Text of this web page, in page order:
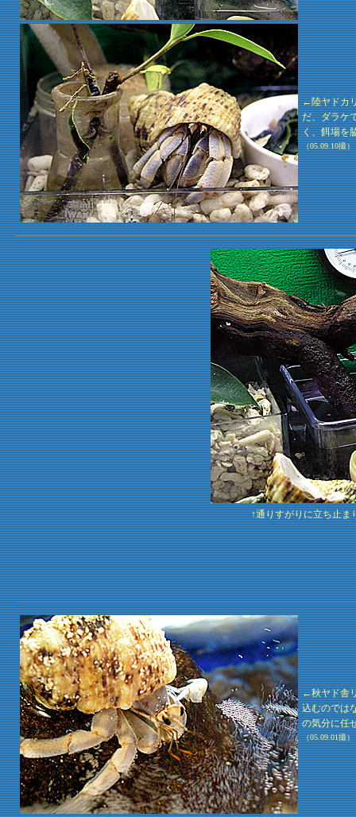
←陸ヤドカ
だ、ダラケ
く、餌場を
（05.09.10撮）
↑通りすがりに立ち止ま
←秋ヤド舎
込むのでは
の気分に任
（05.09.01撮）